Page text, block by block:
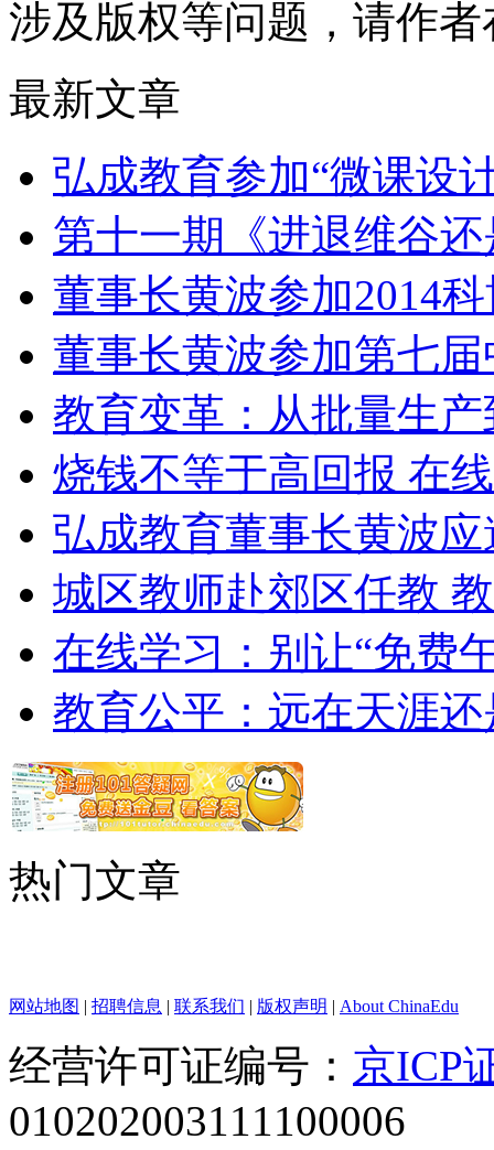
涉及版权等问题，请作
最新文章
弘成教育参加“微课设
第十一期《进退维谷
董事长黄波参加2014
董事长黄波参加第七
教育变革：从批量生
烧钱不等于高回报 在
弘成教育董事长黄波
城区教师赴郊区任教
在线学习：别让“免费
教育公平：远在天涯
热门文章
网站地图 | 招聘信息 | 联系我们 | 版权声明 | About ChinaEdu
经营许可证编号： 京ICP
010202003111100006